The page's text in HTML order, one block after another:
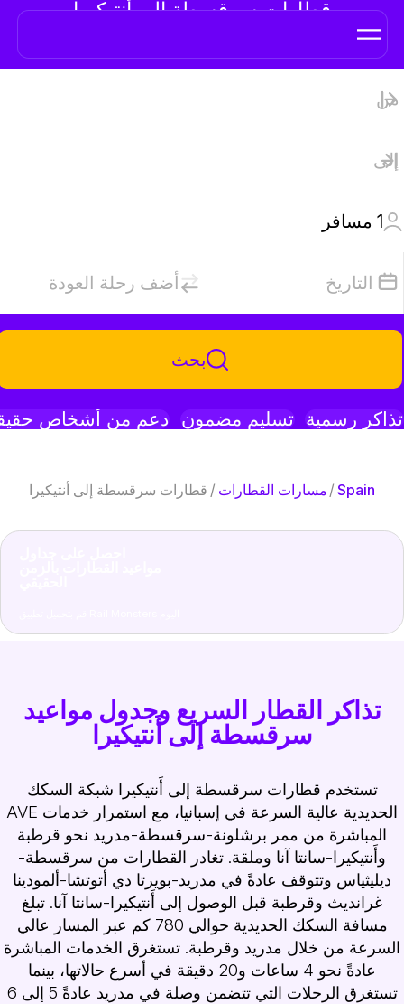
قطارات سرقسطة إلى أَنتيكيرا
1 مسافر
التاريخ أضف رحلة العودة
بحث
تذاكر رسمية تسليم مضمون دعم من أشخاص
Spain
/ مسارات القطارات/ قطارات سرقسطة إلى أَنتيكيرا
تذاكر القطار السريع وجدول مواعيد
سرقسطة إلى أَنتيكيرا
تستخدم قطارات سرقسطة إلى أَنتيكيرا شبكة السكك
الحديدية عالية السرعة في إسبانيا، مع استمرار خدمات AVE
المباشرة من ممر برشلونة-سرقسطة-مدريد نحو قرطبة
وأَنتيكيرا-سانتا آنا وملقة. تغادر القطارات من سرقسطة-
ديليثياس وتتوقف عادةً في مدريد-بويرتا دي أتوتشا-ألمودينا
غرانديث وقرطبة قبل الوصول إلى أَنتيكيرا-سانتا آنا. تبلغ
مسافة السكك الحديدية حوالي 780 كم عبر المسار عالي
السرعة من خلال مدريد وقرطبة. تستغرق الخدمات المباشرة
عادةً نحو 4 ساعات و20 دقيقة في أسرع حالاتها، بينما
تستغرق الرحلات التي تتضمن وصلة في مدريد عادةً 5 إلى 6